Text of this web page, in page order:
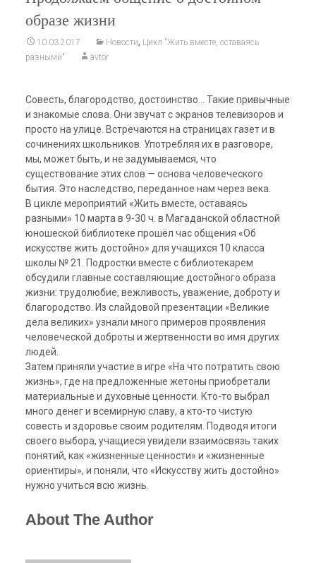
образе жизни
10.03.2017 Новости, Цикл "Жить вместе, оставаясь
разными"
avtor
Совесть, благородство, достоинство… Такие привычные
и знакомые слова. Они звучат с экранов телевизоров и
просто на улице. Встречаются на страницах газет и в
сочинениях школьников. Употребляя их в разговоре,
мы, может быть, и не задумываемся, что
существование этих слов — основа человеческого
бытия. Это наследство, переданное нам через века.
В цикле мероприятий «Жить вместе, оставаясь
разными» 10 марта в 9-30 ч. в Магаданской областной
юношеской библиотеке прошёл час общения «Об
искусстве жить достойно» для учащихся 10 класса
школы № 21. Подростки вместе с библиотекарем
обсудили главные составляющие достойного образа
жизни: трудолюбие, вежливость, уважение, доброту и
благородство. Из слайдовой презентации «Великие
дела великих» узнали много примеров проявления
человеческой доброты и жертвенности во имя других
людей.
Затем приняли участие в игре «На что потратить свою
жизнь», где на предложенные жетоны приобретали
материальные и духовные ценности. Кто-то выбрал
много денег и всемирную славу, а кто-то чистую
совесть и здоровье своим родителям. Подводя итоги
своего выбора, учащиеся увидели взаимосвязь таких
понятий, как «жизненные ценности» и «жизненные
ориентиры», и поняли, что «Искусству жить достойно»
нужно учиться всю жизнь.
About The Author